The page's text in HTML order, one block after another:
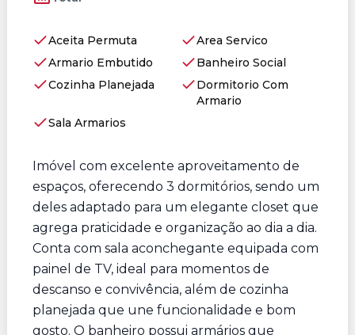
Aceita Permuta
Area Servico
Armario Embutido
Banheiro Social
Cozinha Planejada
Dormitorio Com
Armario
Sala Armarios
Imóvel com excelente aproveitamento de
espaços, oferecendo 3 dormitórios, sendo um
deles adaptado para um elegante closet que
agrega praticidade e organização ao dia a dia.
Conta com sala aconchegante equipada com
painel de TV, ideal para momentos de
descanso e convivência, além de cozinha
planejada que une funcionalidade e bom
gosto. O banheiro possui armários que